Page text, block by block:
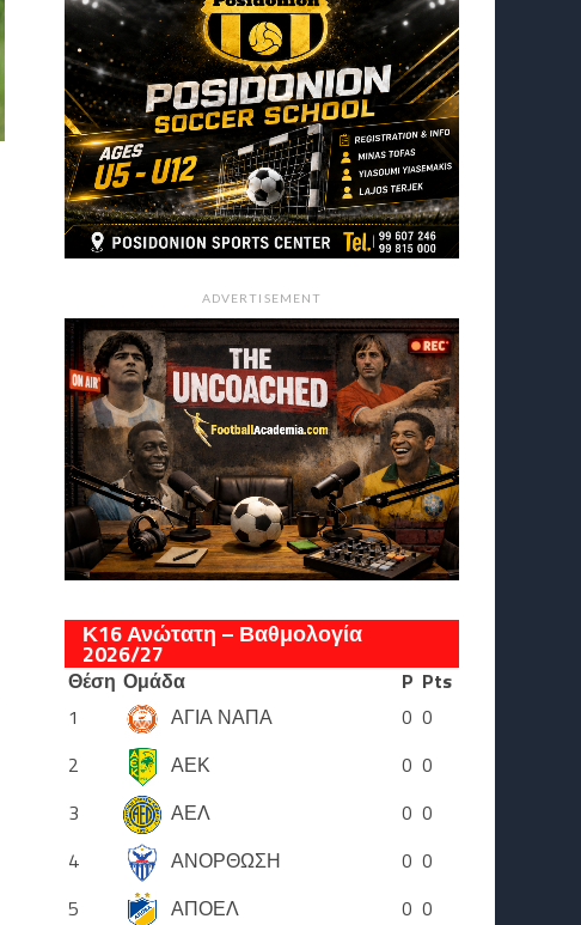
ADVERTISEMENT
Κ16 Ανώτατη – Βαθμολογία
2026/27
Θέση Ομάδα P Pts
1
ΑΓΙΑ ΝΑΠΑ 0 0
2
ΑΕΚ 0 0
3
ΑΕΛ 0 0
4
ΑΝΟΡΘΩΣΗ 0 0
5
ΑΠΟΕΛ 0 0